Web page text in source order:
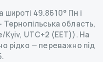
широті 49.8610° Пн і
область,
Kyiv, UTC+2 (EET)). На
рідко — переважно під